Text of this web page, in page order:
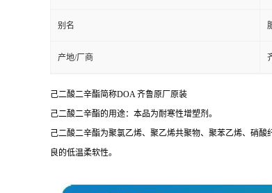
别名
产地/厂商
己二酸二辛酯简称DOA 齐鲁原厂原装
己二酸二辛酯的用途：本品为耐寒性增塑剂。
己二酸二辛酯为聚氯乙烯、聚乙烯共聚物、聚苯乙烯、硝
良的低温柔软性。